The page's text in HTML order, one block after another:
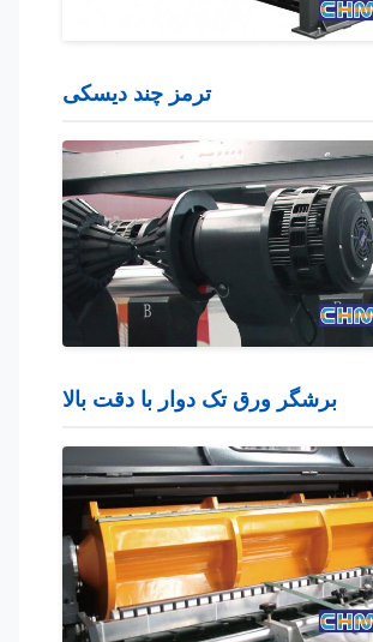
ترمز چند دیسکی
برشگر ورق تک دوار با دقت بالا